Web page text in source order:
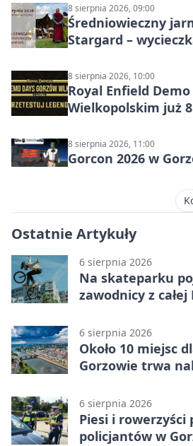
8 sierpnia 2026, 09:00
Średniowieczny
Stargard –
8 sierpnia 2026, 10:00
Royal Enfield
Wielkopolskim już
8 sierpnia 2026, 11:00
Gorcon 2026 w
Ostatnie Artykuły
6 sierpnia 2026
Na skateparku
zawodnicy z
6 sierpnia 2026
Około 10 miejsc
Gorzowie trwa
6 sierpnia 2026
Piesi i
policjantów w